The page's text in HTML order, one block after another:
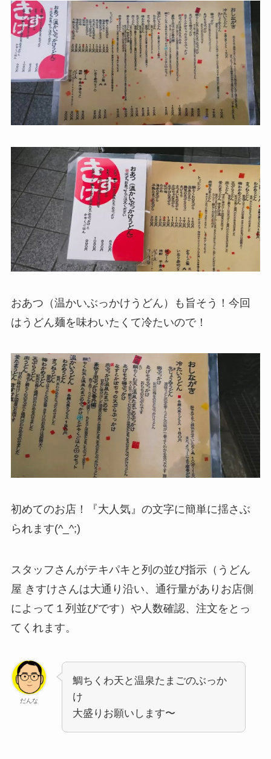
おあつ（温かいぶっかけうどん）も旨そう！今回
はうどん麺を味わいたくて冷たいので！
初めてのお店！『大人気』の文字に簡単に揺さぶ
られます(^_^;)
スタッフさんがテキパキと列の並び指示（うどん
屋 きすけさんは大通り沿い、通行量がありお店側
によって１列並びです）や人数確認、注文をとっ
てくれます。
だんな
鯛ちくわ天と温泉たまごのぶっか
け
大盛りお願いします〜